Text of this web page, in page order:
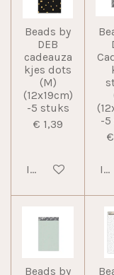
Beads by
DEB
cadeauza
kjes dots
(M)
(12x19cm)
-5 stuks
€ 1,39
In winkelwagen
-5
In
Beads by